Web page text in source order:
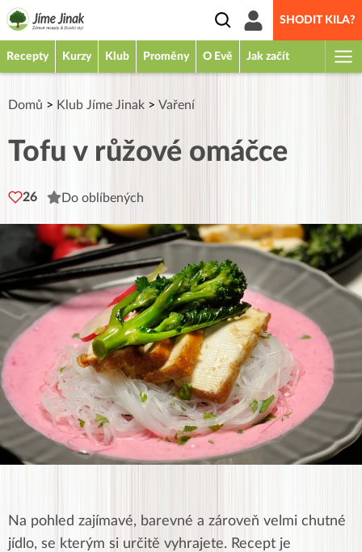
SHODIT KILA?
Recepty Kurzy Klub Proměny O Evě Jak začít
Domů > Klub Jíme Jinak > Vaření
Tofu v růžové omáčce
26 Do oblíbených
Na pohled zajímavé, barevné a zároveň velmi chutné
jídlo, se kterým si určitě vyhrajete. Recept je